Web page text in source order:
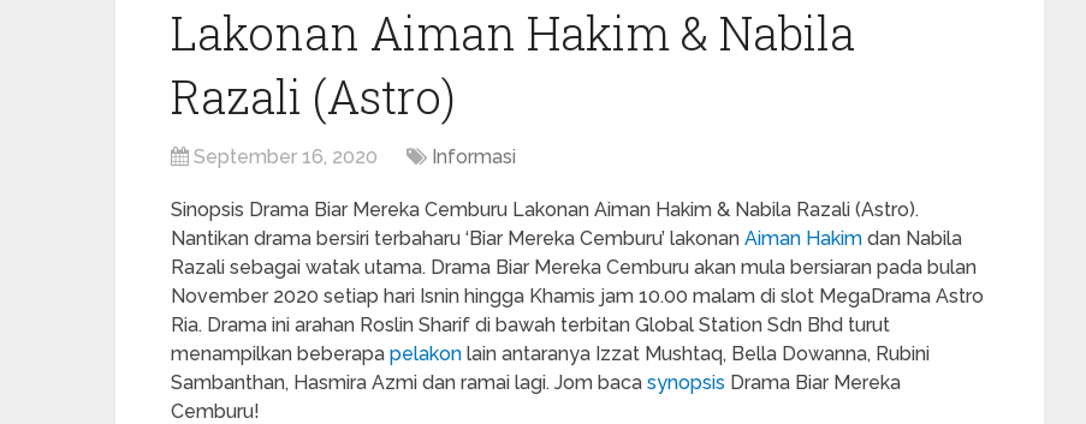
Lakonan Aiman Hakim & Nabila
Razali (Astro)
September 16, 2020 Informasi
Sinopsis Drama Biar Mereka Cemburu Lakonan Aiman Hakim & Nabila Razali (Astro).
Nantikan drama bersiri terbaharu ‘Biar Mereka Cemburu’ lakonan Aiman Hakim dan Nabila
Razali sebagai watak utama. Drama Biar Mereka Cemburu akan mula bersiaran pada bulan
November 2020 setiap hari Isnin hingga Khamis jam 10.00 malam di slot MegaDrama Astro
Ria. Drama ini arahan Roslin Sharif di bawah terbitan Global Station Sdn Bhd turut
menampilkan beberapa pelakon lain antaranya Izzat Mushtaq, Bella Dowanna, Rubini
Sambanthan, Hasmira Azmi dan ramai lagi. Jom baca synopsis Drama Biar Mereka
Cemburu!